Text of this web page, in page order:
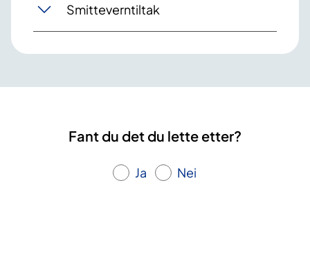
Smitteverntiltak
Fant du det du lette etter?
Ja Nei